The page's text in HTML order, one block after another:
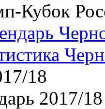
Кубок
18
2017/18